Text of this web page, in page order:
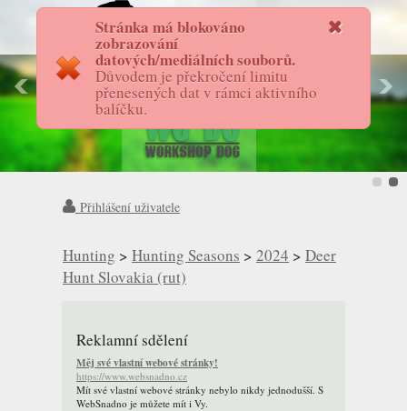
Stránka má blokováno
zobrazování
datových/mediálních souborů.
Důvodem je překročení limitu
přenesených dat v rámci aktivního
balíčku.
FotostoryAS
Přihlášení uživatele
Hunting > Hunting Seasons > 2024 > Deer
Hunt Slovakia (rut)
Reklamní sdělení
Měj své vlastní webové stránky!
https://www.websnadno.cz
Mít své vlastní webové stránky nebylo nikdy jednodušší. S
WebSnadno je můžete mít i Vy.